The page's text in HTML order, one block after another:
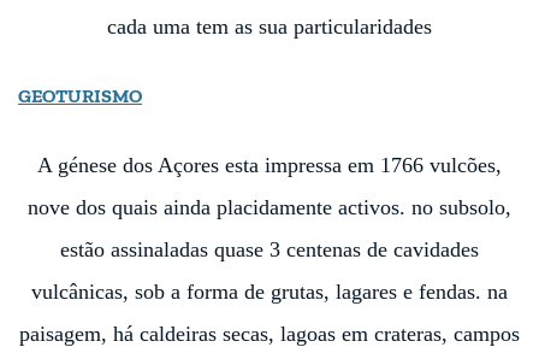
cada uma tem as sua particularidades
GEOTURISMO
A génese dos Açores esta impressa em 1766 vulcões,
nove dos quais ainda placidamente activos. no subsolo,
estão assinaladas quase 3 centenas de cavidades
vulcânicas, sob a forma de grutas, lagares e fendas. na
paisagem, há caldeiras secas, lagoas em crateras, campos